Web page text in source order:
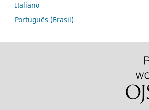
Italiano
Português (Brasil)